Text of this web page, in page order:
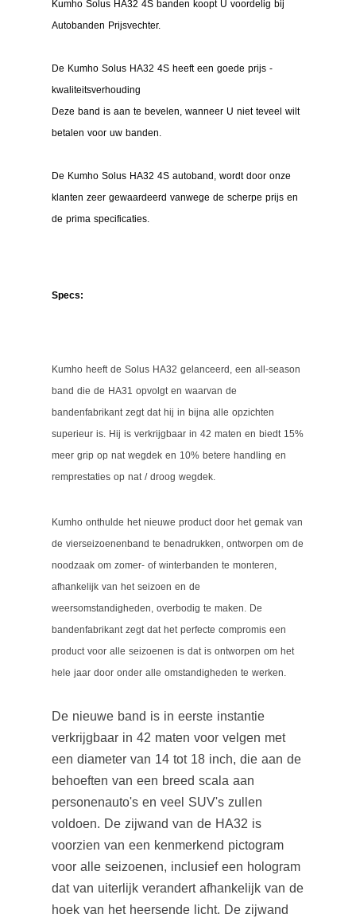
Kumho Solus HA32 4S banden koopt U voordelig bij
Autobanden Prijsvechter.
De Kumho Solus HA32 4S heeft een goede prijs -
kwaliteitsverhouding
Deze band is aan te bevelen, wanneer U niet teveel wilt
betalen voor uw banden.
De Kumho Solus HA32 4S autoband, wordt door onze
klanten zeer gewaardeerd vanwege de scherpe prijs en
de prima specificaties.
Specs:
Kumho heeft de Solus HA32 gelanceerd, een all-season
band die de HA31 opvolgt en waarvan de
bandenfabrikant zegt dat hij in bijna alle opzichten
superieur is. Hij is verkrijgbaar in 42 maten en biedt 15%
meer grip op nat wegdek en 10% betere handling en
remprestaties op nat / droog wegdek.
Kumho onthulde het nieuwe product door het gemak van
de vierseizoenenband te benadrukken, ontworpen om de
noodzaak om zomer- of winterbanden te monteren,
afhankelijk van het seizoen en de
weersomstandigheden, overbodig te maken. De
bandenfabrikant zegt dat het perfecte compromis een
product voor alle seizoenen is dat is ontworpen om het
hele jaar door onder alle omstandigheden te werken.
De nieuwe band is in eerste instantie
verkrijgbaar in 42 maten voor velgen met
een diameter van 14 tot 18 inch, die aan de
behoeften van een breed scala aan
personenauto's en veel SUV's zullen
voldoen. De zijwand van de HA32 is
voorzien van een kenmerkend pictogram
voor alle seizoenen, inclusief een hologram
dat van uiterlijk verandert afhankelijk van de
hoek van het heersende licht. De zijwand